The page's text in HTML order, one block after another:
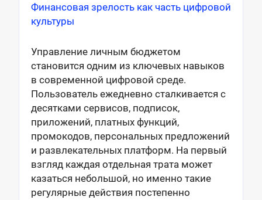
Финансовая зрелость как часть цифровой
культуры
Управление личным бюджетом
становится одним из ключевых навыков
в современной цифровой среде.
Пользователь ежедневно сталкивается с
десятками сервисов, подписок,
приложений, платных функций,
промокодов, персональных предложений
и развлекательных платформ. На первый
взгляд каждая отдельная трата может
казаться небольшой, но именно такие
регулярные действия постепенно